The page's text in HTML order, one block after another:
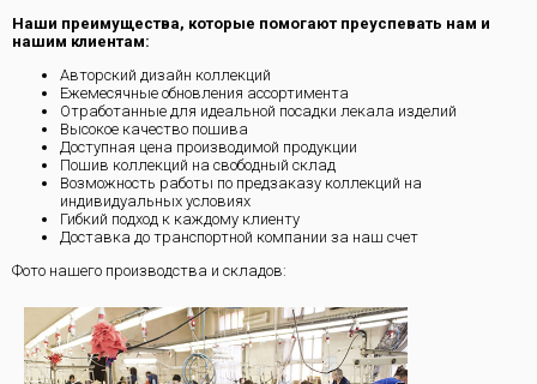
Наши преимущества, которые помогают преуспевать нам и
нашим клиентам:
Авторский дизайн коллекций
Ежемесячные обновления ассортимента
Отработанные для идеальной посадки лекала изделий
Высокое качество пошива
Доступная цена производимой продукции
Пошив коллекций на свободный склад
Возможность работы по предзаказу коллекций на
индивидуальных условиях
Гибкий подход к каждому клиенту
Доставка до транспортной компании за наш счет
Фото нашего производства и складов: